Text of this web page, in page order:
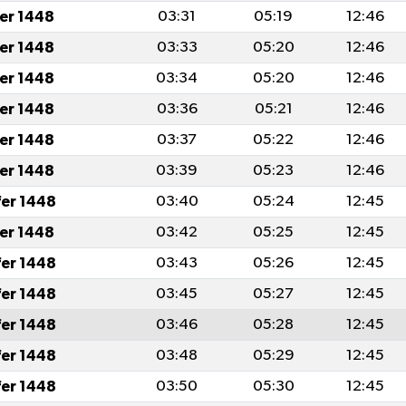
1448 03:31 05:19
12:46
1448
03:33 05:20
12:46
1448
03:34 05:20
12:46
1448
03:36 05:21
12:46
1448
03:37 05:22
12:46
1448
03:39 05:23
12:46
1448
03:40 05:24
12:45
1448
03:42 05:25
12:45
1448
03:43 05:26
12:45
1448
03:45 05:27
12:45
1448
03:46 05:28
12:45
1448
03:48 05:29
12:45
1448
03:50 05:30 12:45